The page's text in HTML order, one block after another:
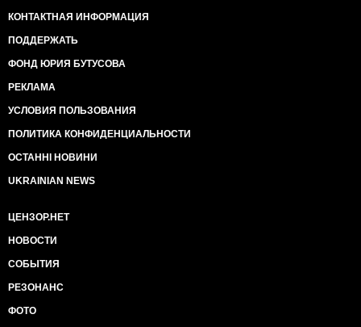
КОНТАКТНАЯ ИНФОРМАЦИЯ
ПОДДЕРЖАТЬ
ФОНД ЮРИЯ БУТУСОВА
РЕКЛАМА
УСЛОВИЯ ПОЛЬЗОВАНИЯ
ПОЛИТИКА КОНФИДЕНЦИАЛЬНОСТИ
ОСТАННІ НОВИНИ
UKRAINIAN NEWS
ЦЕНЗОР.НЕТ
НОВОСТИ
СОБЫТИЯ
РЕЗОНАНС
ФОТО